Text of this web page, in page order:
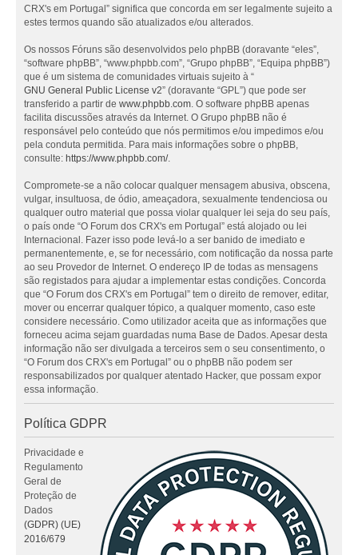
CRX's em Portugal” significa que concorda em ser legalmente sujeito a
estes termos quando são atualizados e/ou alterados.
Os nossos Fóruns são desenvolvidos pelo phpBB (doravante “eles”,
“software phpBB”, “www.phpbb.com”, “Grupo phpBB”, “Equipa phpBB”)
que é um sistema de comunidades virtuais sujeito à “
GNU General Public License v2” (doravante “GPL”) que pode ser
transferido a partir de www.phpbb.com. O software phpBB apenas
facilita discussões através da Internet. O Grupo phpBB não é
responsável pelo conteúdo que nós permitimos e/ou impedimos e/ou
pela conduta permitida. Para mais informações sobre o phpBB,
consulte: https://www.phpbb.com/.
Compromete-se a não colocar qualquer mensagem abusiva, obscena,
vulgar, insultuosa, de ódio, ameaçadora, sexualmente tendenciosa ou
qualquer outro material que possa violar qualquer lei seja do seu país,
o país onde “O Forum dos CRX's em Portugal” está alojado ou lei
Internacional. Fazer isso pode levá-lo a ser banido de imediato e
permanentemente, e, se for necessário, com notificação da nossa parte
ao seu Provedor de Internet. O endereço IP de todas as mensagens
são registados para ajudar a implementar estas condições. Concorda
que “O Forum dos CRX's em Portugal” tem o direito de remover, editar,
mover ou encerrar qualquer tópico, a qualquer momento, caso este
considere necessário. Como utilizador aceita que as informações que
forneceu acima sejam guardadas numa Base de Dados. Apesar desta
informação não ser divulgada a terceiros sem o seu consentimento, o
“O Forum dos CRX's em Portugal” ou o phpBB não podem ser
responsabilizados por qualquer atentado Hacker, que possam expor
essa informação.
Política GDPR
Privacidade e
Regulamento
Geral de
Proteção de
Dados
(GDPR) (UE)
2016/679